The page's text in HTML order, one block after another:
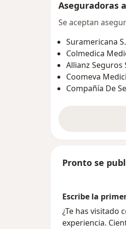
Aseguradoras
Se aceptan
Suramericana
Colmedica
Allianz Seguros
Coomeva
Compañía De
Pronto se
Escribe la
¿Te has visitado
experiencia.